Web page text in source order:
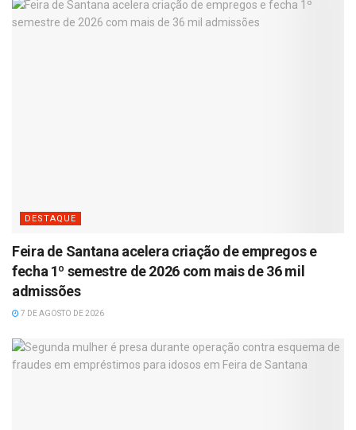
DESTAQUE
Feira de Santana acelera criação de empregos e
fecha 1º semestre de 2026 com mais de 36 mil
admissões
7 DE AGOSTO DE 2026